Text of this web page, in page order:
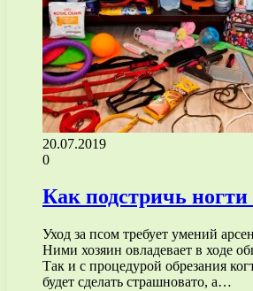
20.07.2019
0
Как подстричь ногти
Уход за псом требует умений
Ними хозяин овладевает в ходе
Так и с процедурой обрезания
будет сделать страшновато, а…